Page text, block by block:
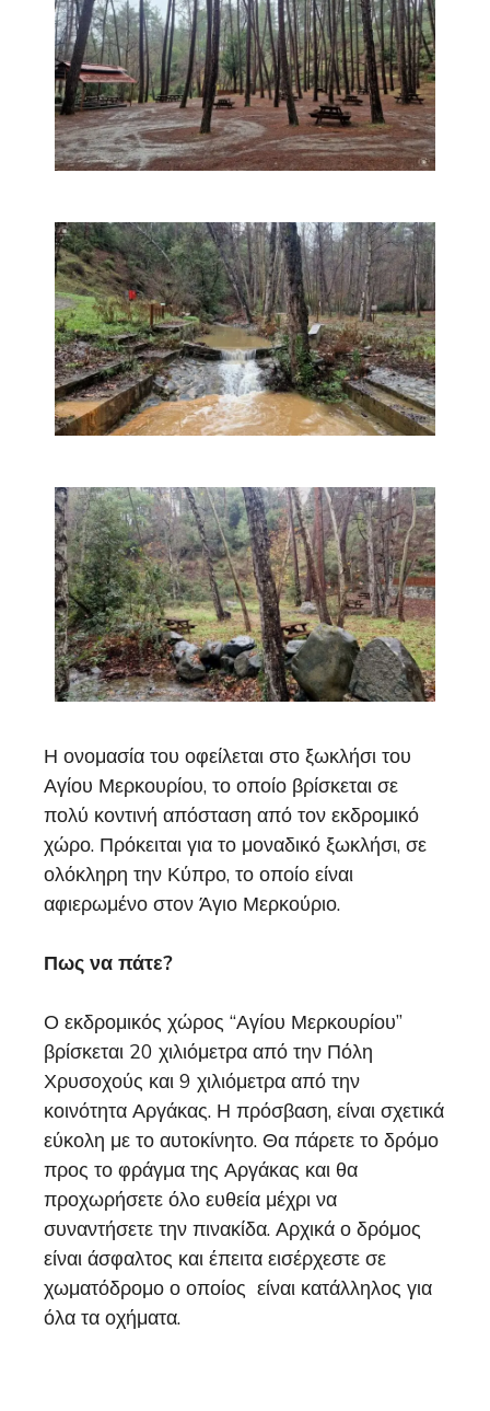
Η ονομασία του οφείλεται στο ξωκλήσι του
Αγίου Μερκουρίου, το οποίο βρίσκεται σε
πολύ κοντινή απόσταση από τον εκδρομικό
χώρο. Πρόκειται για το μοναδικό ξωκλήσι, σε
ολόκληρη την Κύπρο, το οποίο είναι
αφιερωμένο στον Άγιο Μερκούριο.
Πως να πάτε?
Ο εκδρομικός χώρος “Αγίου Μερκουρίου”
βρίσκεται 20 χιλιόμετρα από την Πόλη
Χρυσοχούς και 9 χιλιόμετρα από την
κοινότητα Αργάκας. Η πρόσβαση, είναι σχετικά
εύκολη με το αυτοκίνητο. Θα πάρετε το δρόμο
προς το φράγμα της Αργάκας και θα
προχωρήσετε όλο ευθεία μέχρι να
συναντήσετε την πινακίδα. Αρχικά ο δρόμος
είναι άσφαλτος και έπειτα εισέρχεστε σε
χωματόδρομο ο οποίος είναι κατάλληλος για
όλα τα οχήματα.